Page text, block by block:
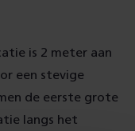
is 2 meter aan
een stevige
de eerste grote
langs het